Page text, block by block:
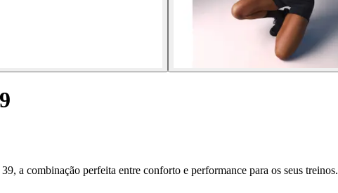
a combinação perfeita entre conforto e performance para os seus treinos.